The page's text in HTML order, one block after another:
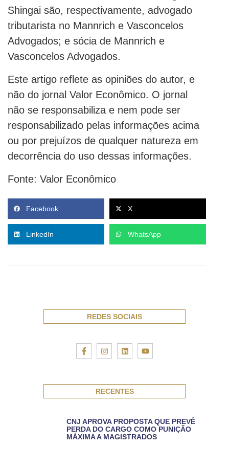
Shingai são, respectivamente, advogado
tributarista no Mannrich e Vasconcelos
Advogados; e sócia de Mannrich e
Vasconcelos Advogados.
Este artigo reflete as opiniões do autor, e
não do jornal Valor Econômico. O jornal
não se responsabiliza e nem pode ser
responsabilizado pelas informações acima
ou por prejuízos de qualquer natureza em
decorrência do uso dessas informações.
Fonte: Valor Econômico
Facebook X
LinkedIn WhatsApp
REDES SOCIAIS
RECENTES
CNJ APROVA PROPOSTA QUE PREVÊ
PERDA DO CARGO COMO PUNIÇÃO
MÁXIMA A MAGISTRADOS